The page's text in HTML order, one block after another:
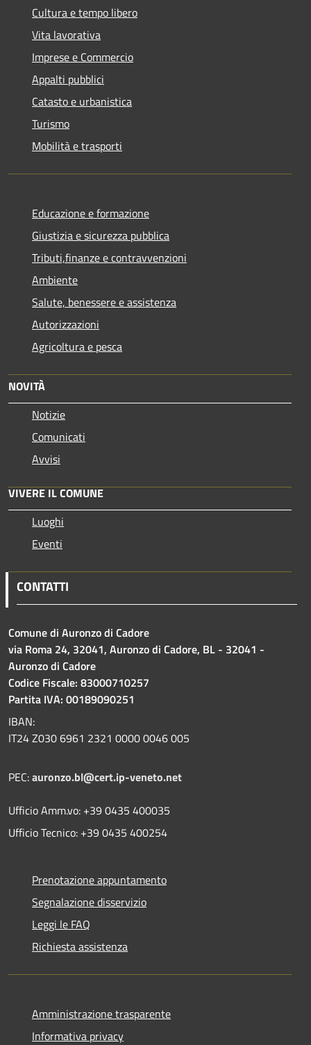
Cultura e tempo libero
Vita lavorativa
Imprese e Commercio
Appalti pubblici
Catasto e urbanistica
Turismo
Mobilità e trasporti
Educazione e formazione
Giustizia e sicurezza pubblica
Tributi,finanze e contravvenzioni
Ambiente
Salute, benessere e assistenza
Autorizzazioni
Agricoltura e pesca
NOVITÀ
Notizie
Comunicati
Avvisi
VIVERE IL COMUNE
Luoghi
Eventi
CONTATTI
Comune di Auronzo di Cadore
via Roma 24, 32041, Auronzo di Cadore, BL - 32041 -
Auronzo di Cadore
Codice Fiscale: 83000710257
Partita IVA: 00189090251
IBAN:
IT24 Z030 6961 2321 0000 0046 005
PEC:auronzo.bl@cert.ip-veneto.net
Ufficio Amm.vo: +39 0435 400035
Ufficio Tecnico: +39 0435 400254
Prenotazione appuntamento
Segnalazione disservizio
Leggi le FAQ
Richiesta assistenza
Amministrazione trasparente
Informativa privacy